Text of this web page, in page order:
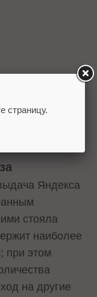
Яндекса
стояла
наиболее
при этом
на другие
страницу.